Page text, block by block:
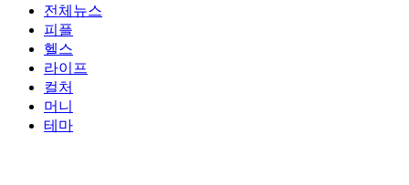
전체뉴스
피플
헬스
라이프
컬처
머니
테마